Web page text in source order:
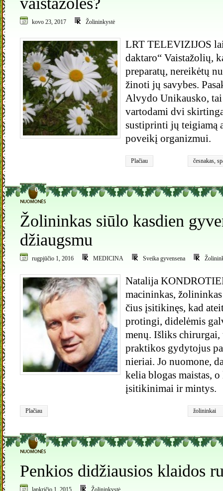
kovo 23, 2017 Žolininkystė
LRT TELEVIZIJOS
daktaro“ Vaistažolių,
preparatų, nereikėtų
žinoti jų savybes.
Alvydo Unikausko, tai
vartodami dvi
sustiprinti jų teigiamą
poveikį organizmui.
Plačiau česnakas,
0
Žolininkas siūlo kasdien
džiaugsmu
rugpjūčio 1, 2016 MEDICINA Sveika gyvensena
Natalija
ma­ci­nin­kas,
čius įsi­ti­ki­nęs, kad
pro­tin­gi, di­de­lė­mis
me­nų. Iš­liks chi­rur­gai,
pra­kti­kos gy­dy­to­jus
nie­riai. Jo nuo­mo­ne,
ke­lia blo­gas mais­tas,
įsi­ti­ki­ni­mai ir min­tys.
Plačiau žolininkai
0
Penkios didžiausios klaidos